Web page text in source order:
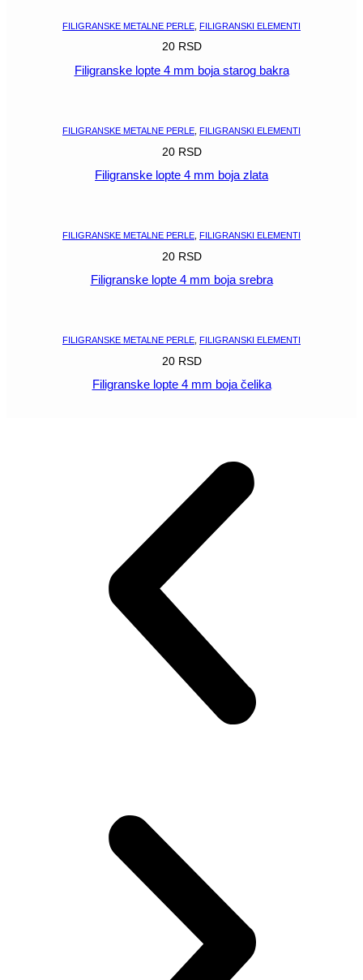
FILIGRANSKE METALNE PERLE FILIGRANSKI ELEMENTI
20 RSD
Filigranske lopte 4 mm boja starog bakra
FILIGRANSKE METALNE PERLE FILIGRANSKI ELEMENTI
20 RSD
Filigranske lopte 4 mm boja zlata
FILIGRANSKE METALNE PERLE FILIGRANSKI ELEMENTI
20 RSD
Filigranske lopte 4 mm boja srebra
FILIGRANSKE METALNE PERLE FILIGRANSKI ELEMENTI
20 RSD
Filigranske lopte 4 mm boja čelika